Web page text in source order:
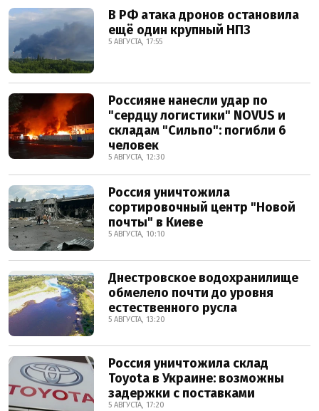
В РФ атака дронов остановила
ещё один крупный НПЗ
5 АВГУСТА, 17:55
Россияне нанесли удар по
"сердцу логистики" NOVUS и
складам "Сильпо": погибли 6
человек
5 АВГУСТА, 12:30
Россия уничтожила
сортировочный центр "Новой
почты" в Киеве
5 АВГУСТА, 10:10
Днестровское водохранилище
обмелело почти до уровня
естественного русла
5 АВГУСТА, 13:20
Россия уничтожила склад
Toyota в Украине: возможны
задержки с поставками
5 АВГУСТА, 17:20